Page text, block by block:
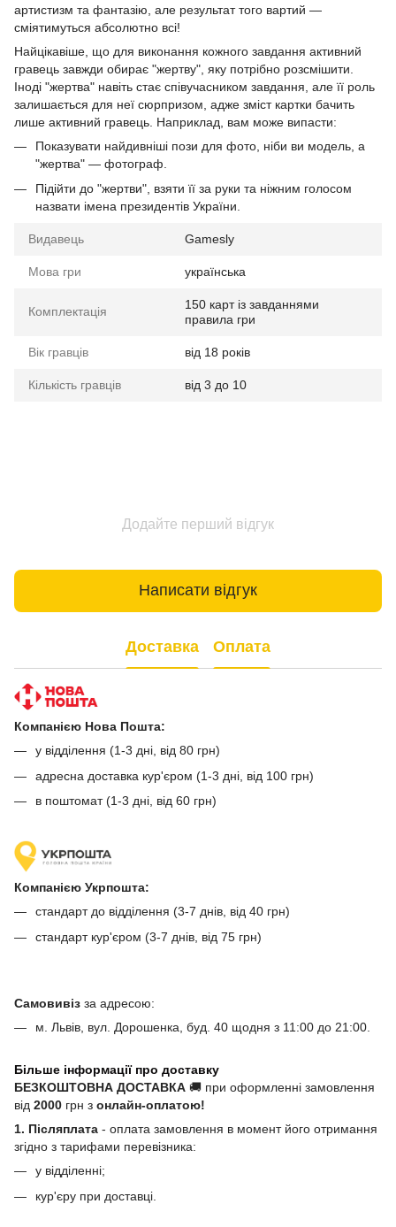
артистизм та фантазію, але результат того вартий —
сміятимуться абсолютно всі!
Найцікавіше, що для виконання кожного завдання активний
гравець завжди обирає "жертву", яку потрібно розсмішити.
Іноді "жертва" навіть стає співучасником завдання, але її роль
залишається для неї сюрпризом, адже зміст картки бачить
лише активний гравець. Наприклад, вам може випасти:
Показувати найдивніші пози для фото, ніби ви модель, а
"жертва" — фотограф.
Підійти до "жертви", взяти її за руки та ніжним голосом
назвати імена президентів України.
Видавець Gamesly
Мова гри українська
Комплектація
150 карт із завданнями
правила гри
Вік гравців від 18 років
Кількість гравців від 3 до 10
Додайте перший відгук
Написати відгук
Доставка Оплата
Компанією Нова Пошта:
у відділення (1-3 дні, від 80 грн)
адресна доставка кур'єром (1-3 дні, від 100 грн)
в поштомат (1-3 дні, від 60 грн)
Компанією Укрпошта:
стандарт до відділення (3-7 днів, від 40 грн)
стандарт кур'єром (3-7 днів, від 75 грн)
Самовивіз за адресою:
м. Львів, вул. Дорошенка, буд. 40 щодня з 11:00 до 21:00.
Більше інформації про доставку
БЕЗКОШТОВНА ДОСТАВКА 🚚 при оформленні замовлення
від 2000 грн з онлайн-оплатою!
1. Післяплата - оплата замовлення в момент його отримання
згідно з тарифами перевізника:
у відділенні;
кур'єру при доставці.